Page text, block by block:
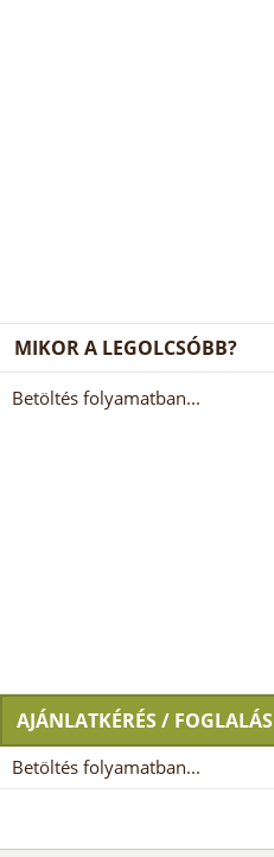
MIKOR A LEGOLCSÓBB?
Betöltés folyamatban...
AJÁNLATKÉRÉS / FOGLALÁS
Betöltés folyamatban...